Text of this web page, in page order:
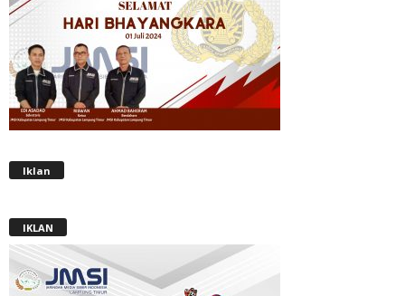
Iklan
IKLAN